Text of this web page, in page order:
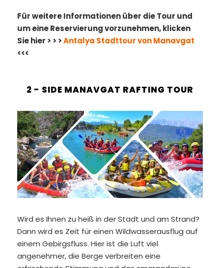
Für weitere Informationen über die Tour und
um eine Reservierung vorzunehmen, klicken
Sie hier > > >Antalya Stadttour von Manavgat
<<<
2 - SIDE MANAVGAT RAFTING TOUR
Wird es Ihnen zu heiß in der Stadt und am Strand?
Dann wird es Zeit für einen Wildwasserausflug auf
einem Gebirgsfluss. Hier ist die Luft viel
angenehmer, die Berge verbreiten eine